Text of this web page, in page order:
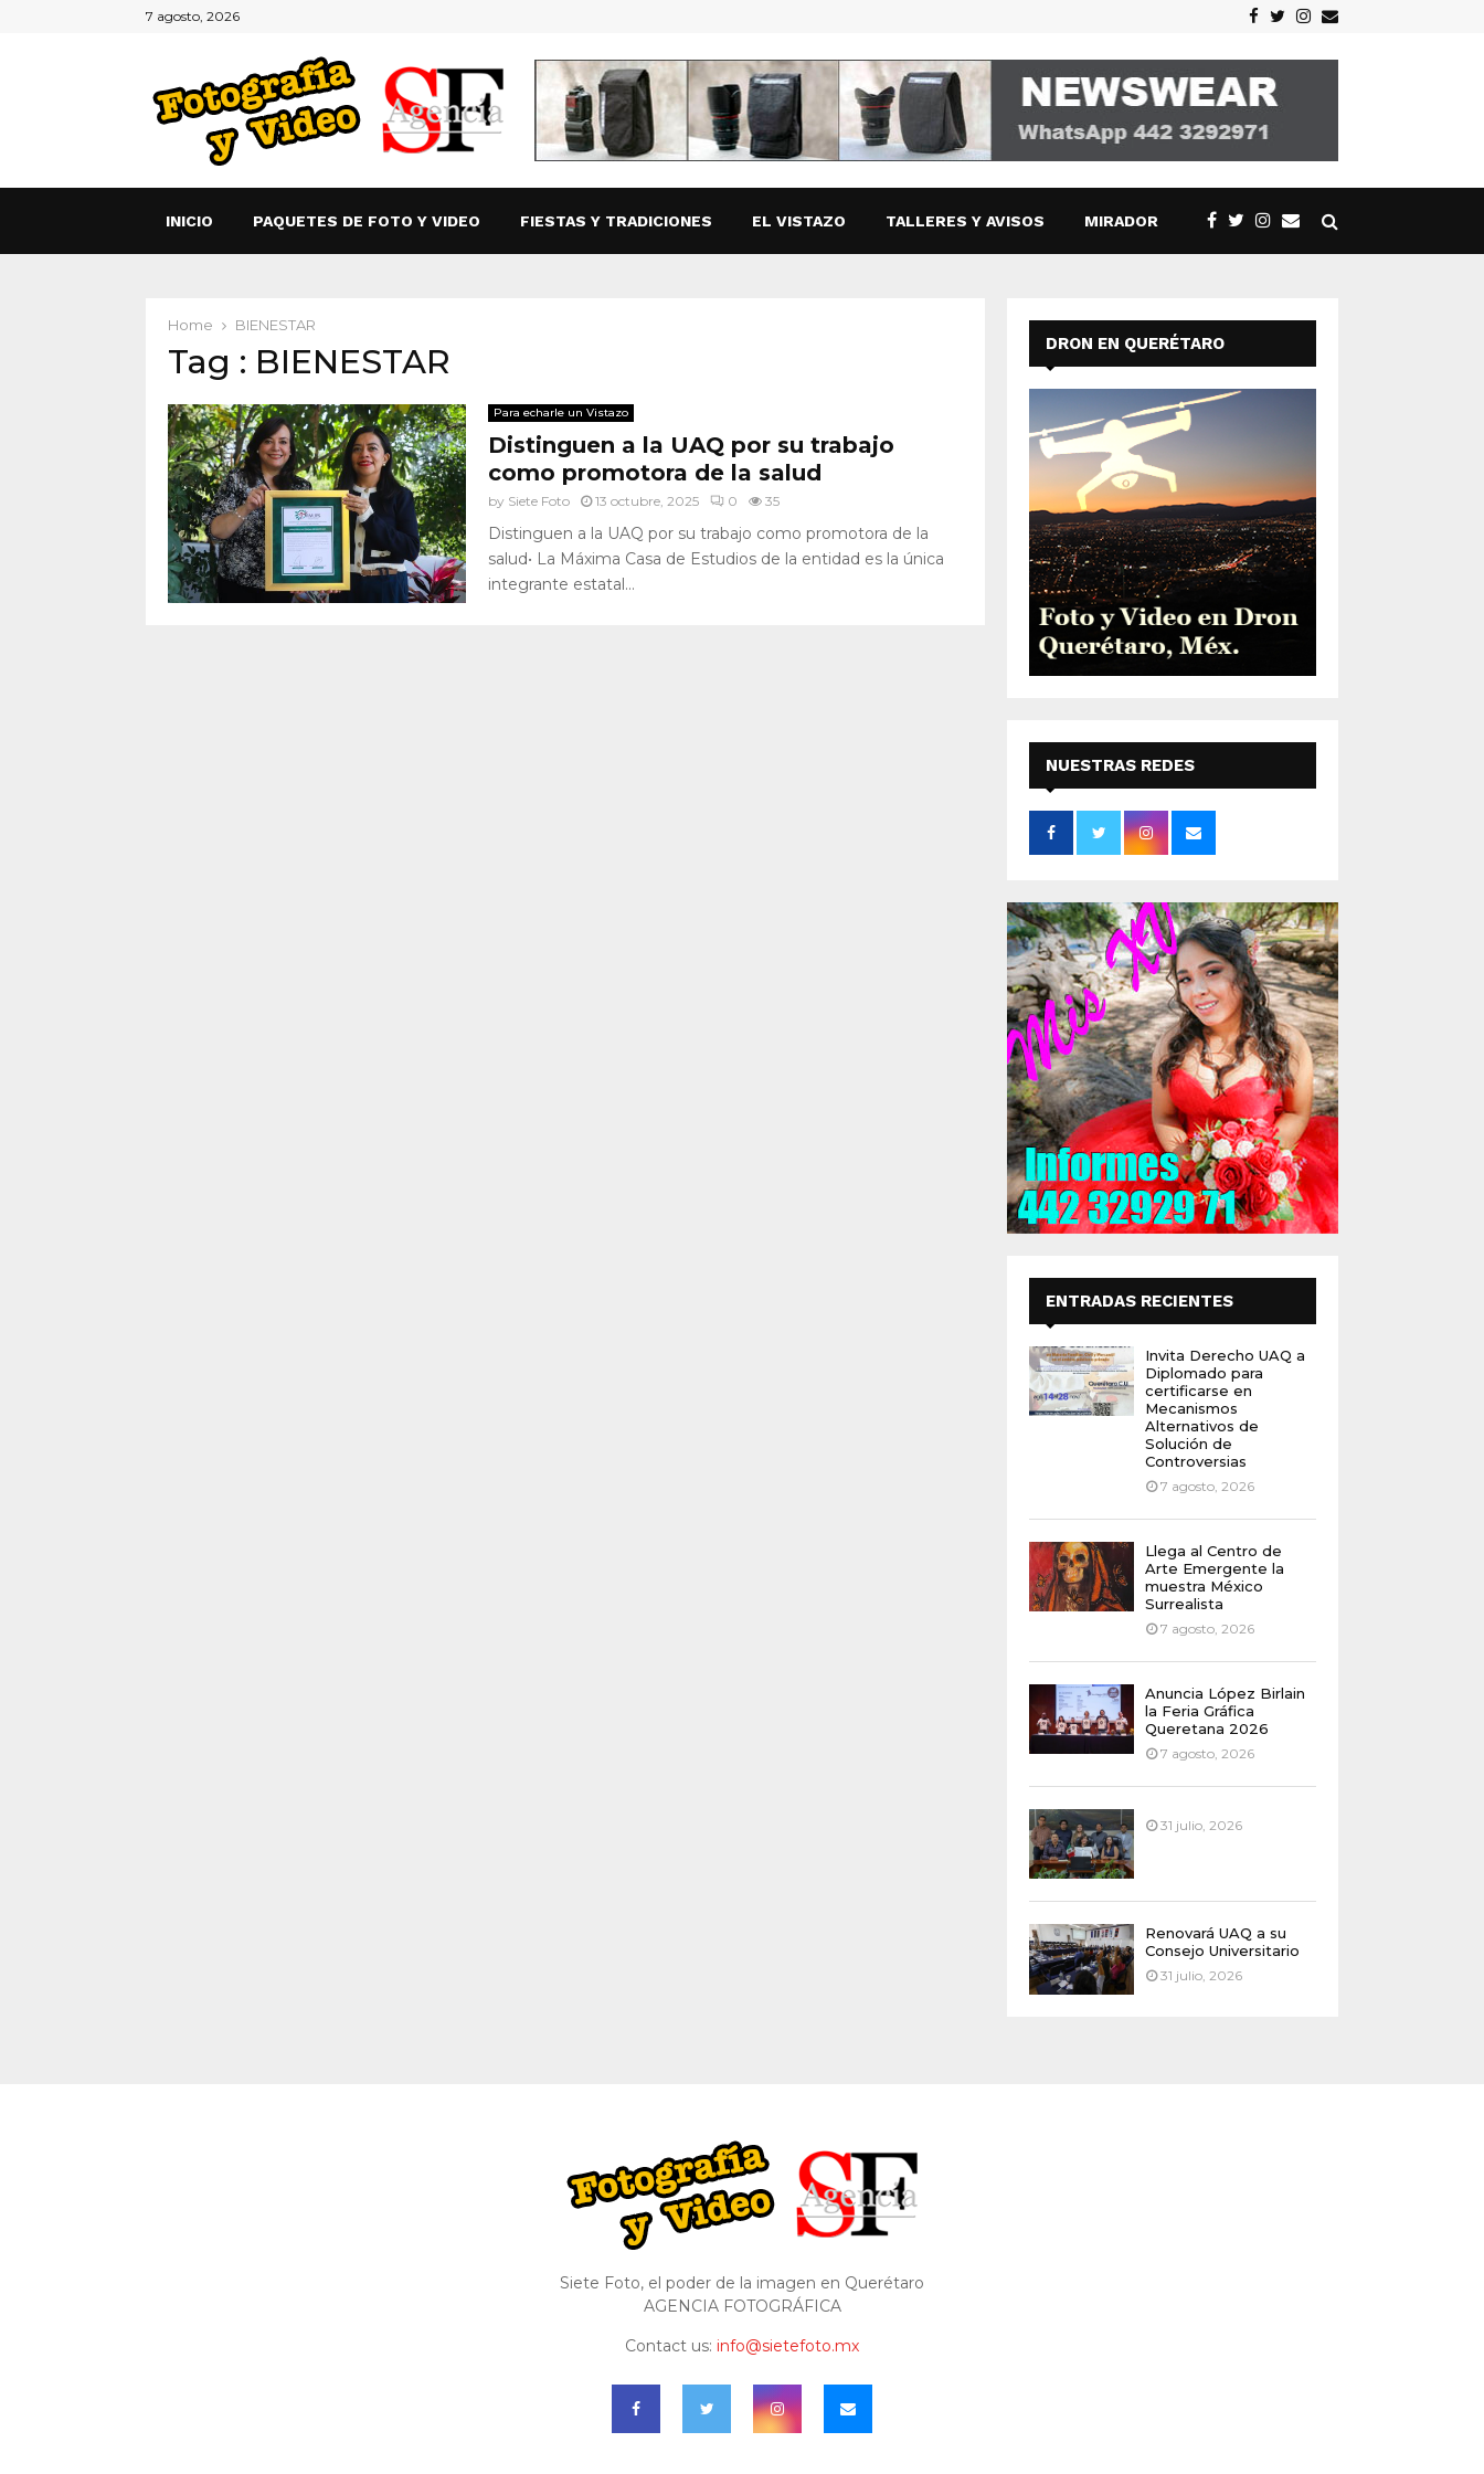
7 agosto, 2026 Facebook
TwitterInstagram
Email
INICIO PAQUETES DE FOTO Y VIDEO FIESTAS Y TRADICIONES EL VISTAZO TALLERES Y AVISOS MIRADOR
Home BIENESTAR
Tag : BIENESTAR
Para echarle un Vistazo
Distinguen a la UAQ por su trabajo
como promotora de la salud
by Siete Foto 13 octubre, 2025 0 35
Distinguen a la UAQ por su trabajo como promotora de la
salud• La Máxima Casa de Estudios de la entidad es la única
integrante estatal...
DRON EN QUERÉTARO
NUESTRAS REDES
SOCIALES
ENTRADAS RECIENTES
Invita Derecho UAQ a
Diplomado para
certificarse en
Mecanismos
Alternativos de
Solución de
Controversias
7 agosto, 2026
Llega al Centro de
Arte Emergente la
muestra México
Surrealista
7 agosto, 2026
Anuncia López Birlain
la Feria Gráfica
Queretana 2026
7 agosto, 2026
31 julio, 2026
Renovará UAQ a su
Consejo Universitario
31 julio, 2026
Siete Foto, el poder de la imagen en Querétaro
AGENCIA FOTOGRÁFICA
Contact us: info@sietefoto.mx